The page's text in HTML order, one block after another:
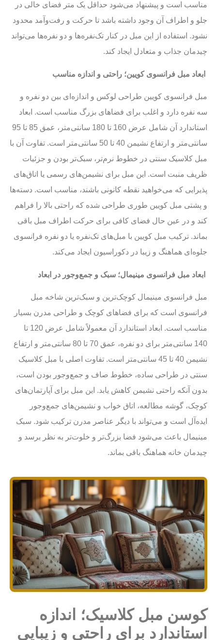
مناسب است و پیشنهاد می‌شود حداقل یک متر فضای خالی در
جلو و اطراف آن وجود داشته باشد تا حرکت و رفت‌وآمد محدود
نشود. استفاده از این مبل در کنار تک‌نفره‌ها و دو نفره‌ها می‌تواند
چیدمان جذاب و متعادل ایجاد کند.
ابعاد مبل فرانسوی کویین؛ راحتی و اندازه مناسب
مبل فرانسوی کویین طراحی لوکس و اندازه‌ای بین دو نفره و
سه نفره دارد و اغلب برای فضاهای بزرگ مناسب است. ابعاد
استاندارد آن شامل عرض 160 تا 180 سانتی‌متر، عمق 85 تا 95
سانتی‌متر و ارتفاع نشیمن 40 تا 50 سانتی‌متر است. تفاوت آن با
مبل کلاسیک سنتی در خطوط نرم‌تر، سبک‌تر بودن و جزئیات
ظریف منبت است. این مبل برای نشیمن‌های رسمی یا اتاق‌های
پذیرایی که می‌خواهید نقطه کانونی باشند، مناسب است. دسته‌ها
و پشتی مبل کویین طوری طراحی شده که راحتی بالا را فراهم
کند و در عین حال فضای کافی برای حرکت اطراف مبل باقی
بماند. ترکیب مبل کویین با مبل‌های تک‌نفره یا دو نفره فرانسوی
جلوه‌ای هماهنگ و زیبا در دکوراسیون ایجاد می‌کند.
ابعاد مبل فرانسوی مینیمال؛ سبک و جمع‌وجور در ابعاد
مبل فرانسوی مینیمال کوچک‌ترین و سبک‌ترین شاخه مبل
فرانسوی است که برای فضاهای کوچک و طراحی مدرن بسیار
مناسب است. ابعاد استاندارد آن معمولاً شامل عرض 120 تا
140 سانتی‌متر برای دو نفره، عمق 70 تا 80 سانتی‌متر و ارتفاع
نشیمن 40 تا 45 سانتی‌متر است. تفاوت اصلی با مبل کلاسیک
سنتی در طراحی ساده، خطوط صاف و جمع‌وجور بودن است،
بدون آنکه راحتی نشیمن کاهش یابد. این مبل برای آپارتمان‌های
کوچک، گوشه مطالعه، اتاق خواب و نشیمن‌های جمع‌وجور
ایده‌آل است و می‌تواند با دیگر عناصر مدرن ترکیب شود. سبک
مینیمال باعث می‌شود فضا بزرگ‌تر و خلوت‌تر به نظر برسد و
چیدمان خانه هماهنگ باقی بماند.
کوسن مبل کلاسیک؛ اندازه
استاندارد برای راحتی و زیبایی